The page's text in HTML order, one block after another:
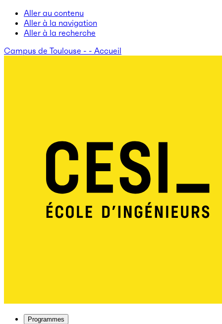
Aller au contenu
Aller à la navigation
Aller à la recherche
Campus de Toulouse - - Accueil
Programmes